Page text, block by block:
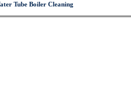
Tube Boiler Cleaning